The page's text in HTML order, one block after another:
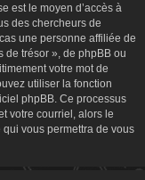
est le moyen d’accès à
des chercheurs de
une personne affiliée de
de trésor », de phpBB ou
votre mot de
utiliser la fonction
phpBB. Ce processus
votre courriel, alors le
vous permettra de vous